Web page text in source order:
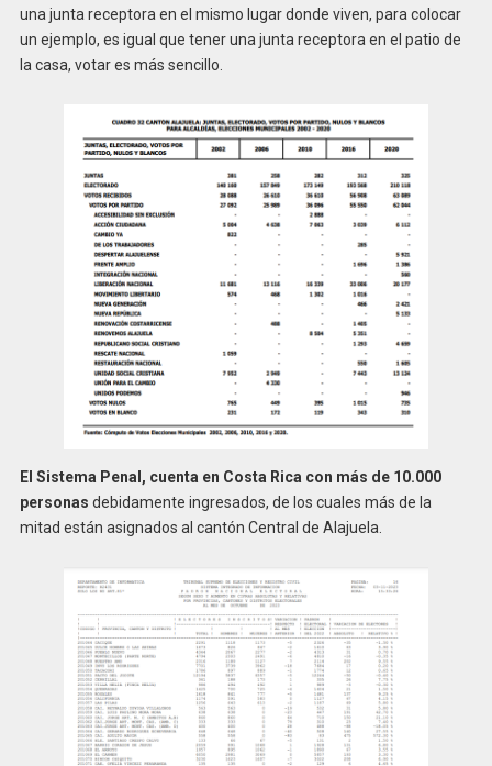
una junta receptora en el mismo lugar donde viven, para colocar
un ejemplo, es igual que tener una junta receptora en el patio de
la casa, votar es más sencillo.
El Sistema Penal, cuenta en Costa Rica con más de 10.000
personas debidamente ingresados, de los cuales más de la
mitad están asignados al cantón Central de Alajuela.